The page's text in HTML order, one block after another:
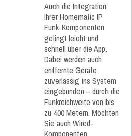
Auch die Integration
Ihrer Homematic IP
Funk-Komponenten
gelingt leicht und
schnell über die App.
Dabei werden auch
entfernte Geräte
zuverlässig ins System
eingebunden – durch die
Funkreichweite von bis
zu 400 Metern. Möchten
Sie auch Wired-